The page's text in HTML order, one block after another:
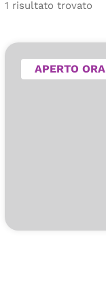
1 risultato trovato
APERTO ORA